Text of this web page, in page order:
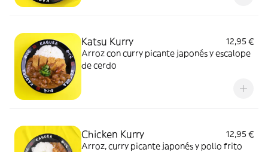
Katsu Kurry
12,95 €
Arroz con curry picante japonés y escalope
de cerdo
Chicken Kurry
12,95 €
Arroz, curry picante japonés y pollo frito